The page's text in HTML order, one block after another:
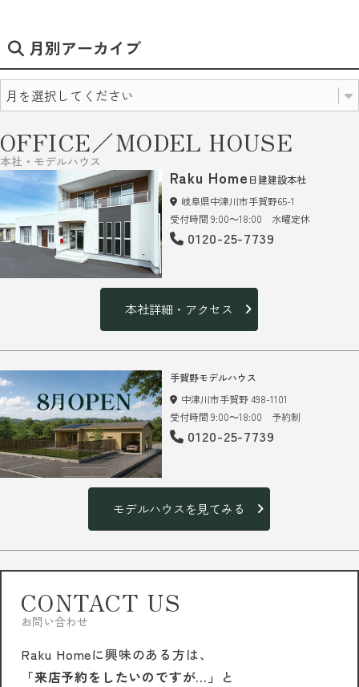
月別アーカイブ
OFFICE／MODEL HOUSE
本社・モデルハウス
Raku Home 日建建設本社
岐阜県中津川市手賀野65-1
受付時間 9:00～18:00 水曜定休
0120-25-7739
本社詳細・アクセス
手賀野モデルハウス
中津川市手賀野 498-1101
受付時間 9:00～18:00 予約制
0120-25-7739
モデルハウスを見てみる
CONTACT US
お問い合わせ
Raku Homeに興味のある方は、
「来店予約をしたいのですが…」 と